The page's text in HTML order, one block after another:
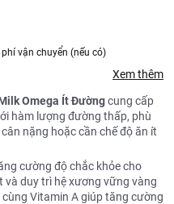
vận chuyển (nếu có)
Xem thêm
Omega Ít Đườngcung cấp
hàm lượng đường thấp, phù
nặng hoặc cần chế độ ăn ít
cường độ chắc khỏe cho
duy trì hệ xương vững vàng
Vitamin A giúp tăng cường